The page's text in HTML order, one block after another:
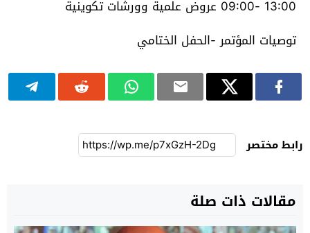
13:00 -09:00 عروض علمية وورشات تكوينية
توصيات المؤتمر -الحفل الختامي
رابط مختصر
مقالات ذات صلة